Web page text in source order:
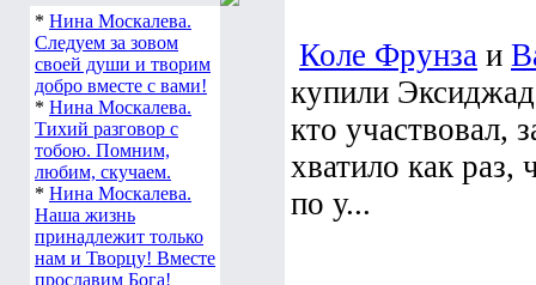
* Нина Москалева.
Следуем за зовом
своей души и творим
добро вместе с вами!
* Нина Москалева.
Тихий разговор с
тобою. Помним,
любим, скучаем.
* Нина Москалева.
Наша жизнь
принадлежит только
нам и Творцу! Вместе
прославим Бога!
Коле Фрунза и
купили
кто участвовал,
хватило как
по у...